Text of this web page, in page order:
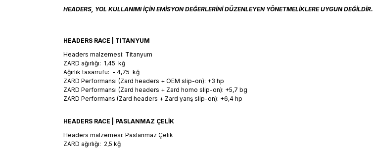
HEADERS, YOL KULLANIMI İÇİN EMİSYON DEĞERLERİNİ DÜZENLEYEN YÖNETMELİKLERE UYGUN DEĞİLDİR.
HEADERS RACE | TITANYUM
Headers malzemesi: Titanyum
ZARD ağırlığı: 1,45 kğ
Ağırlık tasarrufu: - 4,75 kğ
ZARD Performansı (Zard headers + OEM slip-on): +3 hp
ZARD Performansı (Zard headers + Zard homo slip-on): +5,7 bg
ZARD Performans (Zard headers + Zard yarış slip-on): +6,4 hp
HEADERS RACE | PASLANMAZ ÇELİK
Headers malzemesi: Paslanmaz Çelik
ZARD ağırlığı: 2,5 kğ